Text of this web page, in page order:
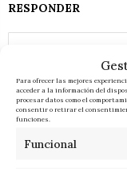
Para ofrecer las mejores
acceder a la información del
procesar datos como el
consentir o retirar el
funciones.
Funcional
RESPONDER